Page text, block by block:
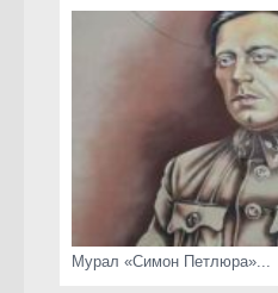
Мурал «Симон Петлюра»...